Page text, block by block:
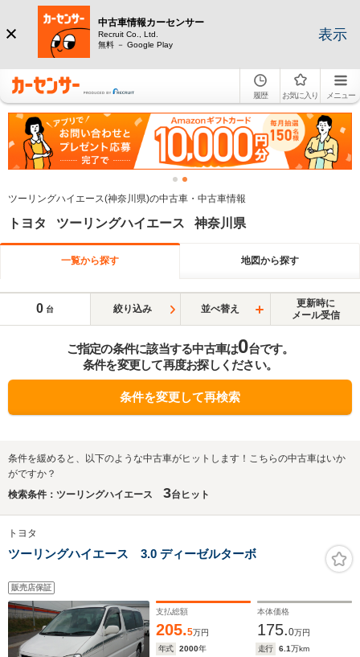
中古車情報カーセンサー
Recruit Co., Ltd.
無料 － Google Play
表示
履歴 お気に入り メニュー
ツーリングハイエース(神奈川県)の中古車・中古車情報
トヨタ ツーリングハイエース 神奈川県
一覧から探す 地図から探す
0 台 絞り込み 並べ替え
更新時に
メール受信
ご指定の条件に該当する中古車は0台です。
条件を変更して再度お探しください。
条件を変更して再検索
条件を緩めると、以下のような中古車がヒットします！こちらの中古車はいか
がですか？
検索条件：ツーリングハイエース
3台ヒット
トヨタ
ツーリングハイエース 3.0 ディーゼルターボ
販売店保証
支払総額
205.5万円
本体価格
175.0万円
年式
2000年 走行 6.1万km